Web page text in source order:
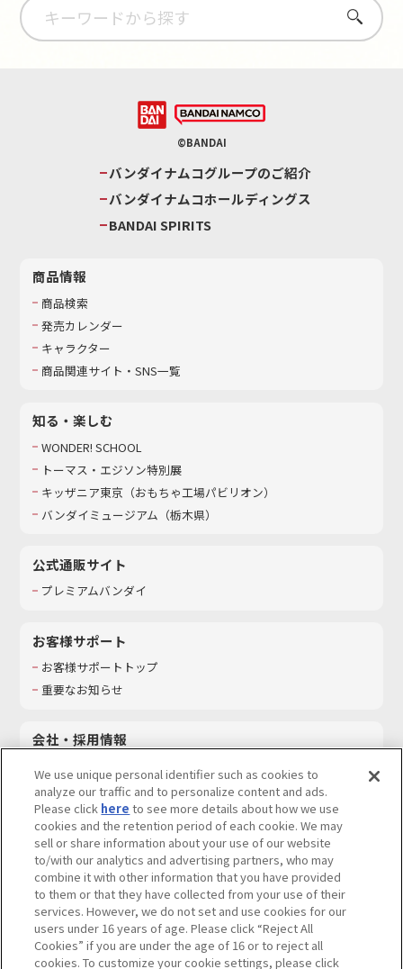
さがす
©BANDAI
バンダイナムコグループのご紹介
バンダイナムコホールディングス
BANDAI SPIRITS
商品情報
商品検索
発売カレンダー
キャラクター
商品関連サイト・SNS一覧
知る・楽しむ
WONDER! SCHOOL
トーマス・エジソン特別展
キッザニア東京（おもちゃ工場パビリオン）​
バンダイミュージアム（栃木県）
公式通販サイト
プレミアムバンダイ
お客様サポート
お客様サポートトップ
重要なお知らせ
会社・採用情報
採用情報
サステナビリティ
お問い合わせ
ウェブサイトご利用条件 ソーシャルメディアポリシー
個人情報及び特定個人情報等の取り扱いに関する保護方針
We use unique personal identifier such as cookies to
analyze our traffic and to personalize content and ads.
Please click here to see more details about how we use
cookies and the retention period of each cookie. We may
sell or share information about your use of our website
to/with our analytics and advertising partners, who may
combine it with other information that you have provided
to them or that they have collected from your use of their
services. However, we do not set and use cookies for our
users under 16 years of age. Please click “Reject All
Cookies” if you are under the age of 16 or to reject all
cookies. To customize your cookie settings, please click